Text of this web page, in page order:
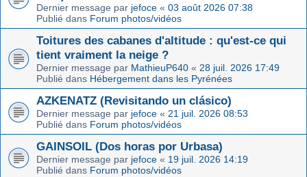
Dernier message par jefoce « 03 août 2026 07:38
Publié dans Forum photos/vidéos
Toitures des cabanes d'altitude : qu'est-ce qui
tient vraiment la neige ?
Dernier message par MathieuP640 « 28 juil. 2026 17:49
Publié dans Hébergement dans les Pyrénées
AZKENATZ (Revisitando un clásico)
Dernier message par jefoce « 21 juil. 2026 08:53
Publié dans Forum photos/vidéos
GAINSOIL (Dos horas por Urbasa)
Dernier message par jefoce « 19 juil. 2026 14:19
Publié dans Forum photos/vidéos